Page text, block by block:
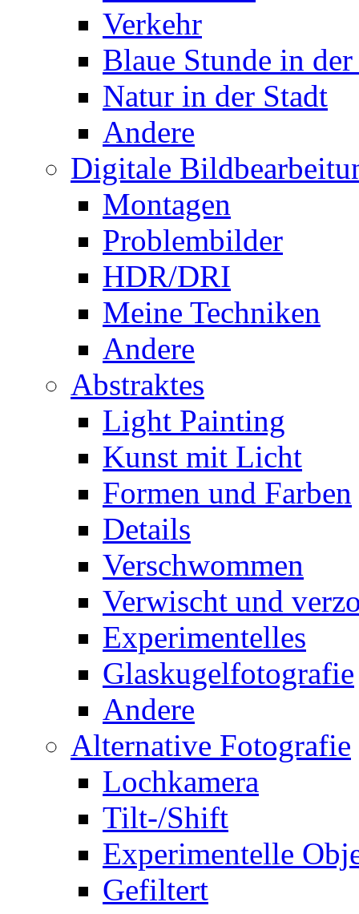
Verkehr
Blaue Stunde in
Natur in der Stadt
Andere
Digitale
Montagen
Problembilder
HDR/DRI
Meine Techniken
Andere
Abstraktes
Light Painting
Kunst mit Licht
Formen und Farben
Details
Verschwommen
Verwischt und
Experimentelles
Glaskugelfotografie
Andere
Alternative Fotografie
Lochkamera
Tilt-/Shift
Experimentelle
Gefiltert